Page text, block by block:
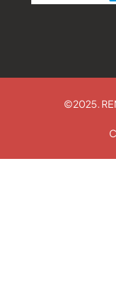
©2025.